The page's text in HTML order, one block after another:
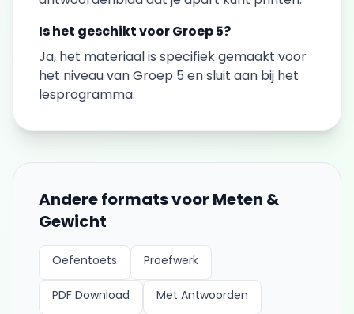
Is het geschikt voorGroep 5?
Ja, het materiaal is specifiek gemaakt voor
het niveau vanGroep 5 en sluit aan bij het
lesprogramma.
Andere formats voor Meten &
Gewicht
Oefentoets Proefwerk
PDF Download Met Antwoorden